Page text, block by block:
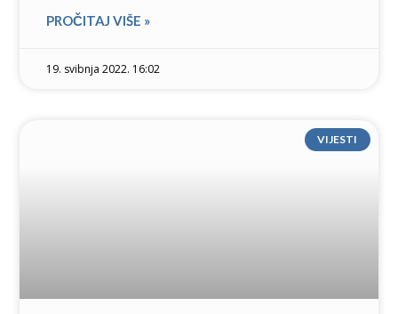
PROČITAJ VIŠE »
19. svibnja 2022. 16:02
VIJESTI